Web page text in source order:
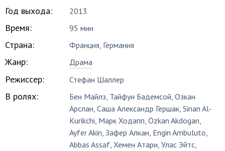
Год выхода: 2013
Время: 95 мин
Страна: Франция, Германия
Жанр: Драма
Режиссер: Стефан Шаллер
В ролях: Бен Майлз, Тайфун Бадемсой,Озкан
Арслан,Саша Александр Гершак,Sinan Al-
Kurikchi, Марк Ходапп,Özkan Akdogan,
Ayfer Akin,Зафер Алкан, Engin Ambuluto,
Abbas Assaf,Хемен Атари,Улас Эйтс,